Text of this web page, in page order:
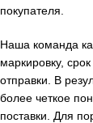
покупателя.
Наша команда
маркировку,
отправки. В
более четкое
поставки. Для